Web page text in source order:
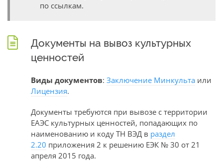
по ссылкам.
Документы на вывоз культурных
ценностей
Виды документов: Заключение Минкульта или
Лицензия.
Документы требуются при вывозе с территории
ЕАЭС культурных ценностей, попадающих по
наименованию и коду ТН ВЭД в раздел
2.20 приложения 2 к решению ЕЭК № 30 от 21
апреля 2015 года.